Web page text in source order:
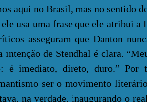
aqui no Brasil, mas no sentido
usa uma frase que ele atribui a
asseguram que Danton
intenção de Stendhal é clara.
é imediato, direto, duro.” Por
ser o movimento
na verdade, inaugurando o